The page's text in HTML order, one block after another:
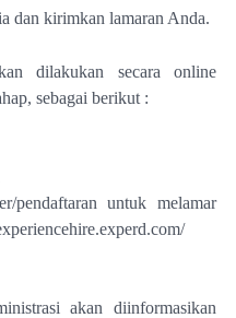
dan kirimkan lamaran Anda.
dilakukan secara online
sebagai berikut :
pendaftaran untuk melamar
akan diinformasikan